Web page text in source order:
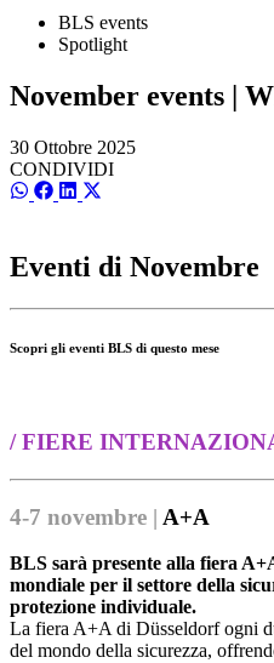
BLS events
Spotlight
November events |
30 Ottobre 2025
CONDIVIDI
SCondividi
SCondividi
SCondividi
(Twitter)
Eventi di Novembre
Scopri gli eventi BLS di questo mese
/ FIERE
4-7 novembre | A+A
BLS sarà presente alla fiera
mondiale per il settore della
protezione individuale.
La fiera A+A di Düsseldorf ogni
del mondo della sicurezza,